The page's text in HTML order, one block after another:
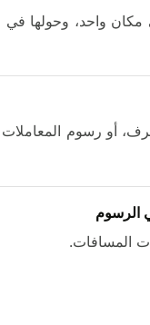
واحد، وحولها في
أو رسوم المعاملات
المسافات.